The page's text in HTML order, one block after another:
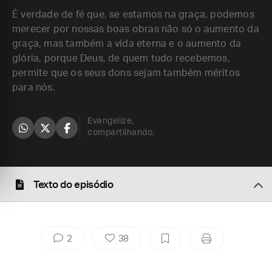
É verdade de fé que, se estamos na graça, podemos
merecer por nossas boas obras não só o aumento da
graça, mas também a vida eterna e o aumento da
glória, porque Deus, de quem tudo recebemos,
permite que os seus dons sejam também méritos
para nós.
Evangelize,
compartilhando.
Texto do episódio
2 38